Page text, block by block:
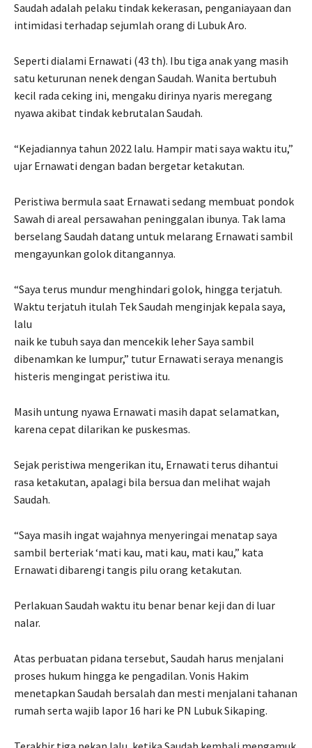
Saudah adalah pelaku tindak kekerasan, penganiayaan dan
intimidasi terhadap sejumlah orang di Lubuk Aro.
Seperti dialami Ernawati (43 th). Ibu tiga anak yang masih
satu keturunan nenek dengan Saudah. Wanita bertubuh
kecil rada ceking ini, mengaku dirinya nyaris meregang
nyawa akibat tindak kebrutalan Saudah.
“Kejadiannya tahun 2022 lalu. Hampir mati saya waktu itu,”
ujar Ernawati dengan badan bergetar ketakutan.
Peristiwa bermula saat Ernawati sedang membuat pondok
Sawah di areal persawahan peninggalan ibunya. Tak lama
berselang Saudah datang untuk melarang Ernawati sambil
mengayunkan golok ditangannya.
“Saya terus mundur menghindari golok, hingga terjatuh.
Waktu terjatuh itulah Tek Saudah menginjak kepala saya,
lalu
naik ke tubuh saya dan mencekik leher Saya sambil
dibenamkan ke lumpur,” tutur Ernawati seraya menangis
histeris mengingat peristiwa itu.
Masih untung nyawa Ernawati masih dapat selamatkan,
karena cepat dilarikan ke puskesmas.
Sejak peristiwa mengerikan itu, Ernawati terus dihantui
rasa ketakutan, apalagi bila bersua dan melihat wajah
Saudah.
“Saya masih ingat wajahnya menyeringai menatap saya
sambil berteriak ‘mati kau, mati kau, mati kau,” kata
Ernawati dibarengi tangis pilu orang ketakutan.
Perlakuan Saudah waktu itu benar benar keji dan di luar
nalar.
Atas perbuatan pidana tersebut, Saudah harus menjalani
proses hukum hingga ke pengadilan. Vonis Hakim
menetapkan Saudah bersalah dan mesti menjalani tahanan
rumah serta wajib lapor 16 hari ke PN Lubuk Sikaping.